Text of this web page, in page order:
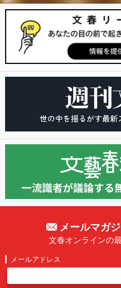
メールマガ
文春オンラインの
メールアドレス